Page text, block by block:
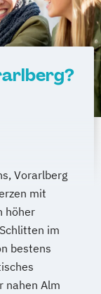
Vorarlberg
mit
höher
im
bestens
nahen Alm